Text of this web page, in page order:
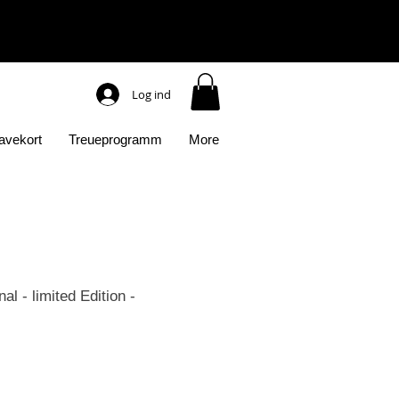
Log ind
Treueprogramm More
- limited Edition -